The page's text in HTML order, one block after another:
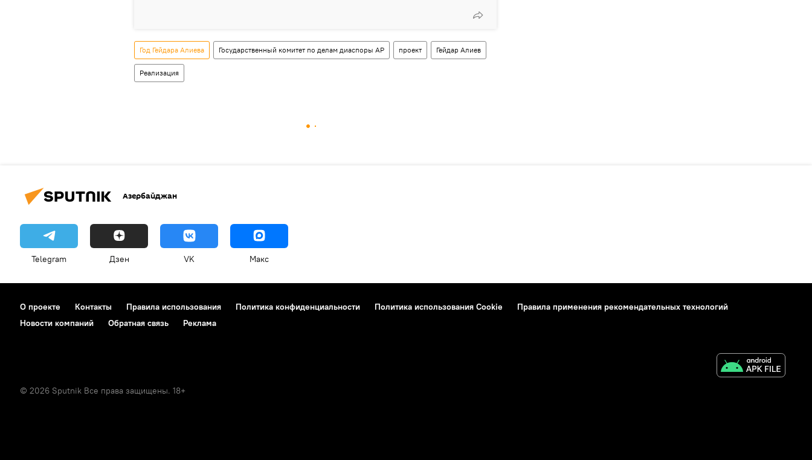
Год Гейдара Алиева Государственный комитет по делам диаспоры АР проект Гейдар Алиев
Реализация
Азербайджан
Telegram Дзен VK Макс
О проекте Контакты Правила использования Политика конфиденциальности Политика использования Cookie
Правила применения рекомендательных технологий
Новости компаний
Обратная связь Реклама
© 2026 Sputnik Все права защищены. 18+